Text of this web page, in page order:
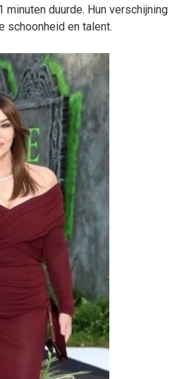
duurde. Hun verschijning
schoonheid en talent.